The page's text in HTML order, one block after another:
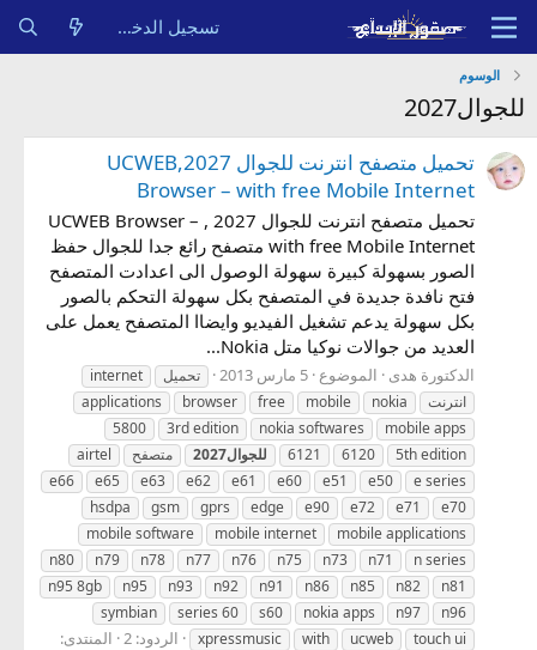
تسجيل الدخول
الوسوم
للجوال2027
تحميل متصفح انترنت للجوال 2027,UCWEB
Browser – with free Mobile Internet
تحميل متصفح انترنت للجوال 2027 , UCWEB Browser –
with free Mobile Internet متصفح رائع جدا للجوال حفظ
الصور بسهولة كبيرة سهولة الوصول الى اعدادت المتصفح
فتح نافدة جديدة في المتصفح بكل سهولة التحكم بالصور
بكل سهولة يدعم تشغيل الفيديو وايضاا المتصفح يعمل على
العديد من جوالات نوكيا متل Nokia...
الدكتورة هدى الموضوع 5 مارس 2013 تحميل
internet
انترنت
nokia
mobile
free
browser
applications
mobile apps
nokia softwares
3rd edition
5800
5th edition
6120
6121 للجوال2027 متصفح
airtel
e series
e50
e51
e60
e61
e62
e63
e65
e66
e70
e71
e72
e90
edge
gprs
gsm
hsdpa
mobile applications
mobile internet
mobile software
n series
n71
n73
n75
n76
n77
n78
n79
n80
n81
n82
n85
n86
n91
n92
n93
n95
n95 8gb
n96
n97
nokia apps
s60
series 60
symbian
touch ui
ucweb
with
xpressmusic الردود: 2
المنتدى: